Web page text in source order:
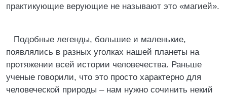
практикующие верующие не называют это «магией».
Подобные легенды, большие и маленькие,
появлялись в разных уголках нашей планеты на
протяжении всей истории человечества. Раньше
ученые говорили, что это просто характерно для
человеческой природы – нам нужно сочинить некий